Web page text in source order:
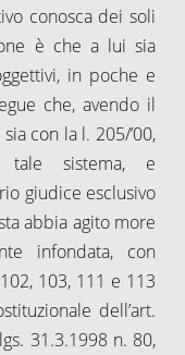
conosca dei soli
è che a lui sia
in poche e
che, avendo il
con la l. 205/’00,
tale sistema, e
giudice esclusivo
abbia agito more
infondata, con
103, 111 e 113
dell’art.
31.3.1998 n. 80,